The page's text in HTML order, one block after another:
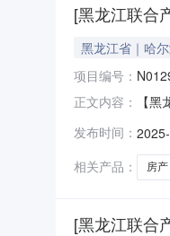
[黑龙江联合
黑龙江省｜哈
项目编号：
正文内容：
【
原文
发布时间：
相关产品：
房产
[黑龙江联合